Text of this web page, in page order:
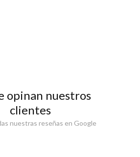
opinan nuestros
clientes
nuestras reseñas en Google